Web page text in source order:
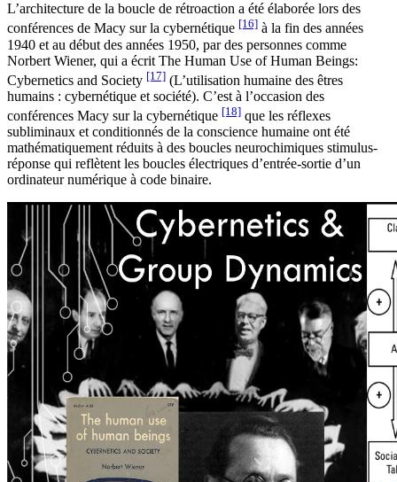
L’architecture de la boucle de rétroaction a été élaborée lors des
conférences de Macy sur la cybernétique [16] à la fin des années
1940 et au début des années 1950, par des personnes comme
Norbert Wiener, qui a écrit The Human Use of Human Beings:
Cybernetics and Society [17] (L’utilisation humaine des êtres
humains : cybernétique et société). C’est à l’occasion des
conférences Macy sur la cybernétique [18] que les réflexes
subliminaux et conditionnés de la conscience humaine ont été
mathématiquement réduits à des boucles neurochimiques stimulus-
réponse qui reflètent les boucles électriques d’entrée-sortie d’un
ordinateur numérique à code binaire.